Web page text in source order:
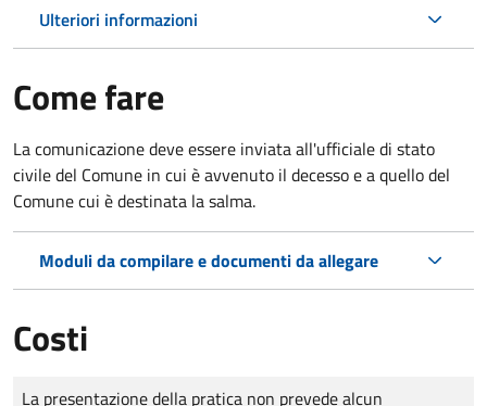
Ulteriori informazioni
Come fare
La comunicazione deve essere inviata all'ufficiale di stato
civile del Comune in cui è avvenuto il decesso e a quello del
Comune cui è destinata la salma.
Moduli da compilare e documenti da allegare
Costi
Tipo di pagamento
Importo
La presentazione della pratica non prevede alcun